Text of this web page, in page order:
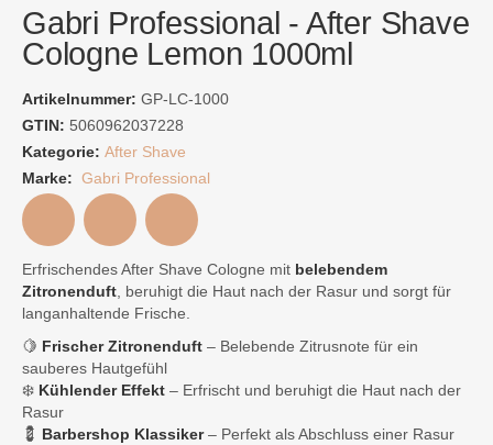
Gabri Professional - After Shave
Cologne Lemon 1000ml
Artikelnummer: GP-LC-1000
GTIN: 5060962037228
Kategorie: After Shave
Marke: Gabri Professional
Erfrischendes After Shave Cologne mit belebendem
Zitronenduft, beruhigt die Haut nach der Rasur und sorgt für
langanhaltende Frische.
🍋 Frischer Zitronenduft – Belebende Zitrusnote für ein
sauberes Hautgefühl
❄️ Kühlender Effekt – Erfrischt und beruhigt die Haut nach der
Rasur
💈 Barbershop Klassiker– Perfekt als Abschluss einer Rasur